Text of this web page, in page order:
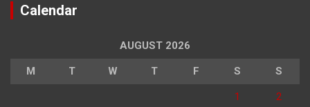
Calendar
AUGUST 2026
M T W T F S S
1 2